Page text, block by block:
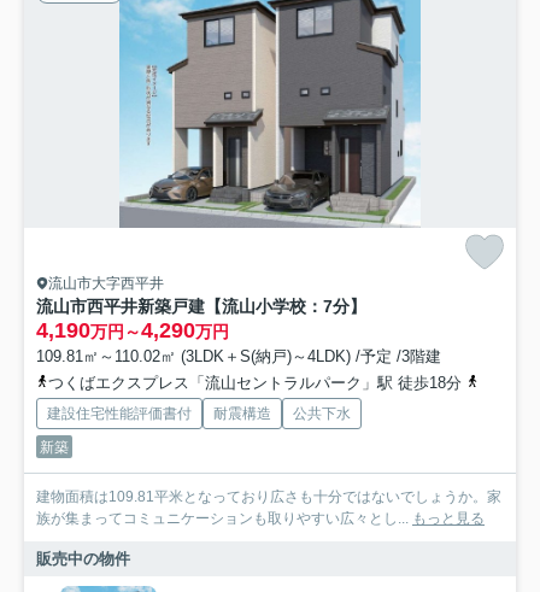
流山市大字西平井
流山市西平井新築戸建【流山小学校：7分】
4,190万円～4,290万円
109.81㎡～110.02㎡ (3LDK＋S(納戸)～4LDK) /予定 /3階建
つくばエクスプレス「流山セントラルパーク」駅 徒歩18分
建設住宅性能評価書付 耐震構造
公共下水
新築
建物面積は109.81平米となっており広さも十分ではないでしょうか。家
族が集まってコミュニケーションも取りやすい広々とし...
もっと見る
販売中の物件